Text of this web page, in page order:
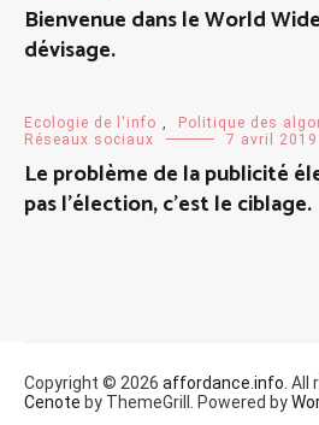
Bienvenue dans le World
dévisage.
Ecologie de l'info Politique des
Réseaux sociaux
7 avril 2019
Le problème de la publicité
pas l’élection, c’est le ciblage.
Copyright © 2026 affordance.info .
Cenote by ThemeGrill. Powered by